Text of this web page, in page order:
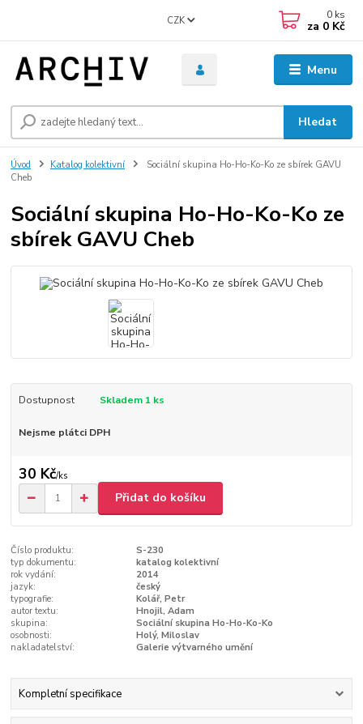
Menu
CZK
Hledat
0 ks
za 0 Kč
Úvod Katalog kolektivní
Sociální skupina Ho-Ho-Ko-Ko ze sbírek GAVU
Cheb
Sociální skupina Ho-Ho-Ko-Ko ze
sbírek GAVU Cheb
Dostupnost Skladem 1 ks
Nejsme plátci DPH
30 Kč/ks
Přidat do košíku
Číslo produktu:
S-230
typ dokumentu:
katalog kolektivní
rok vydání:
2014
jazyk:
český
typografie:
Kolář, Petr
autor textu:
Hnojil, Adam
skupina:
Sociální skupina Ho-Ho-Ko-Ko
osobnosti:
Holý, Miloslav
nakladatelství:
Galerie výtvarného umění
Kompletní specifikace